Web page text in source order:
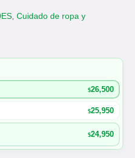
Cuidado de ropa y
$26,500
$25,950
$24,950